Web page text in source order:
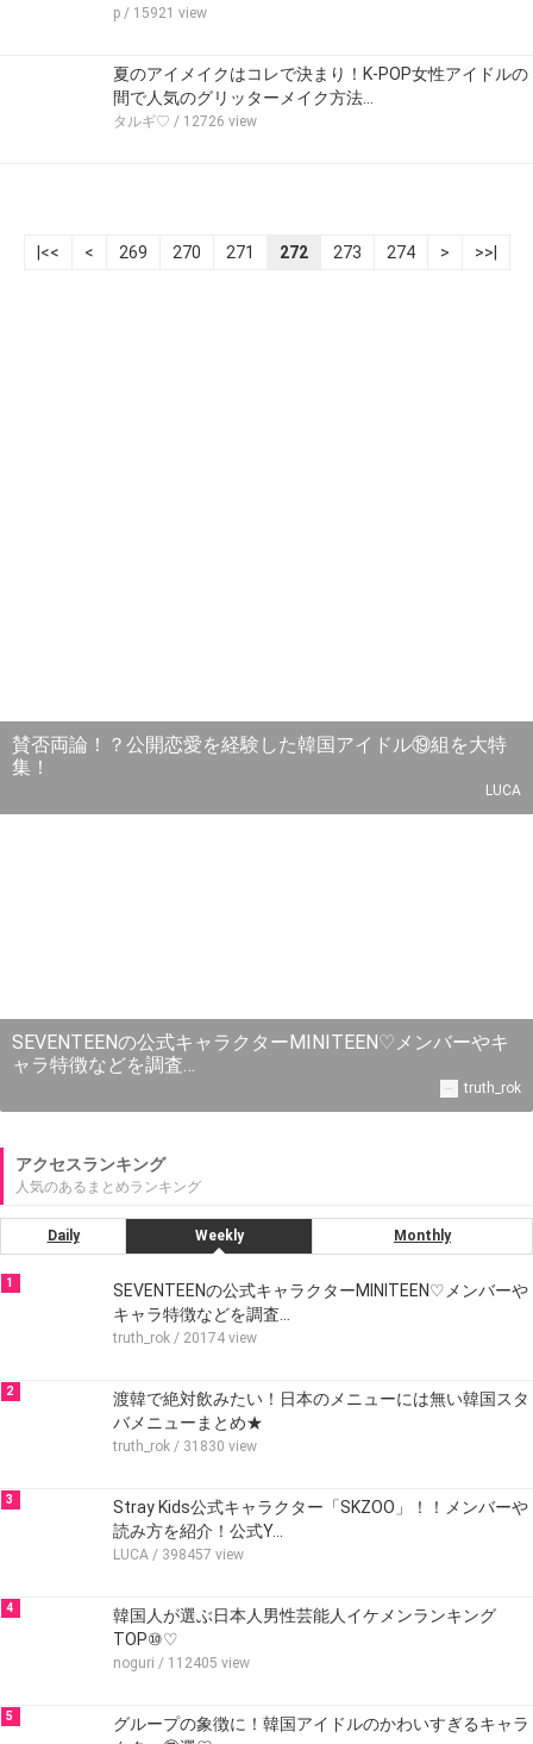
p / 15921 view
夏のアイメイクはコレで決まり！K-POP女性アイドルの
間で人気のグリッターメイク方法…
タルギ♡ / 12726 view
|<< < 269 270 271 272 273 274 > >>|
賛否両論！？公開恋愛を経験した韓国アイドル⑲組を大特
集！
LUCA
SEVENTEENの公式キャラクターMINITEEN♡メンバーやキ
ャラ特徴などを調査…
truth_rok
アクセスランキング
人気のあるまとめランキング
Daily Weekly Monthly
1
SEVENTEENの公式キャラクターMINITEEN♡メンバーや
キャラ特徴などを調査…
truth_rok / 20174 view
2
渡韓で絶対飲みたい！日本のメニューには無い韓国スタ
バメニューまとめ★
truth_rok / 31830 view
3
Stray Kids公式キャラクター「SKZOO」！！メンバーや
読み方を紹介！公式Y…
LUCA / 398457 view
4
韓国人が選ぶ日本人男性芸能人イケメンランキング
TOP⑩♡
noguri / 112405 view
5
グループの象徴に！韓国アイドルのかわいすぎるキャラ